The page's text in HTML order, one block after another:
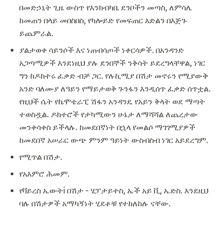
በመድኃኒት ጊዜ ውስጥ የእንክብካቤ ደንቦችን መጣስ, ለምሳሌ
ከመጠን በላይ መበስበስ, የካሎይድ የመፍጠር እድልን በእጅጉ
ይጨምራል.
ያልታወቀ ሳይንሶች እና ነጠብሳጦች ነቀርሳዎች. በአንዳንድ
አጋጣሚዎች እንደነዚህ ያሉ ደንበኞች ንቅሳት ይደረግላቸዋል, ነገር
ግን ከዶክተሩ ፈቃድ ብቻ ጋር. የሉኪሚያ በሽታ መኖሩን የሚያውቅ
አንድ ባለሙያ ለዓይን የማይታወቅ ጉንፋን እንዲሰጥ ፈቃድ ሰጥቷል.
የዚህች ሴት የኬሞቴራፒ ሽፋን አንዳንዴ የአይን ቅላት ወደ ማጣት
ተወስዷል. ዶክተሮች የታካሚውን ሁኔታ ለማሻሻል ለጨረታው
መንቀሳቀስ ይችላሉ. ከመደበኛነት በኋላ የመልሶ ማገገሚያዎች
ከመደበኛ አሠራር ውጭ ምንም ዓይነት ውስብስብ ነገር አይደረግም.
የሚጥል በሽታ.
የአእምሮ ሕመም.
የቫይረስ ኤውትi በሽታ - ሄፓታይተስ, ኤች አይ ቪ, ኤድስ. እንደዚህ
ባሉ በሽታዎች አማካኝነት ሂደቶቹ የተከለከሉ ናቸው.